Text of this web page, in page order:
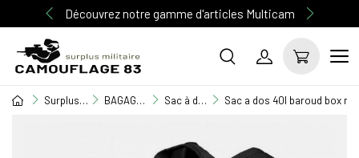
Découvrez notre gamme d'articles Multicam
Surplus Militaire BAGAGERIE MILITAIRE Sac à dos Sac a dos 40l baroud box